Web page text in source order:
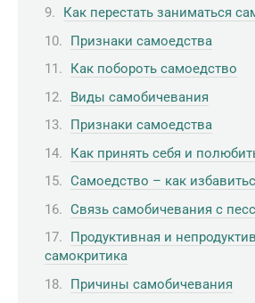
Как перестать заниматься
Признаки самоедства
Как побороть самоедство
Виды самобичевания
Признаки самоедства
Как принять себя и
Самоедство – как
Связь самобичевания с
Продуктивная и
самокритика
Причины самобичевания